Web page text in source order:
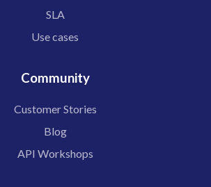
SLA
Use cases
Community
Customer Stories
Blog
API Workshops